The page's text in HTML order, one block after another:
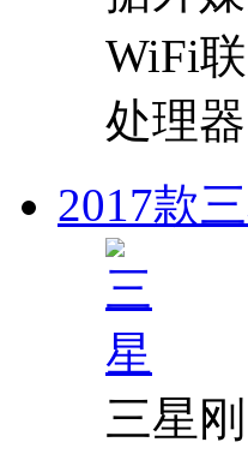
WiFi
处理器
2017款
三星